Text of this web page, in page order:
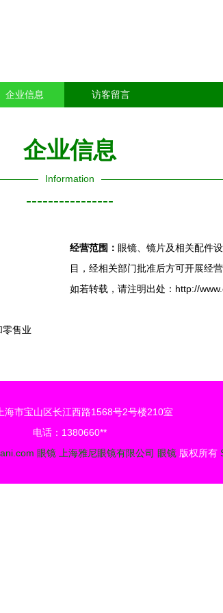
企业信息 访客留言
企业信息
Information
----------------
售业
经营范围： 眼镜、镜片及相关配件
目，经相关部门批准后方可开展经营
如若转载，请注明出处：http://
海市宝山区长江西路1568号2号楼210室
电话：1380660**
眼镜 上海雅尼眼镜有限公司 眼镜 版权所有